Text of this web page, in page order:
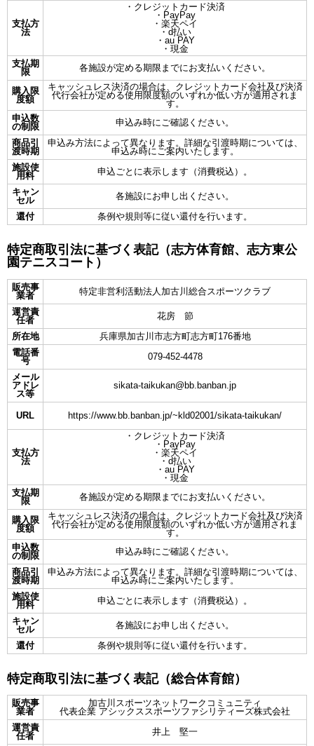
支払方
法
・クレジットカード決済
・PayPay
・楽天ペイ
・d払い
・au PAY
・現金
支払期
限
各施設が定める期限までにお支払いください。
購入限
度額
キャッシュレス決済の場合は、クレジットカード会社及び決済
代行会社が定める使用限度額のいずれか低い方が適用されま
す。
申込数
の制限
申込み時にご確認ください。
商品引
渡時期
申込み方法によって異なります。詳細な引渡時期については、
申込み時にご案内いたします。
施設使
用料
申込ごとに表示します（消費税込）。
キャン
セル
各施設にお申し出ください。
還付
条例や規則等に従い還付を行います。
特定商取引法に基づく表記（志方体育館、志方東公
園テニスコート）
販売事
業者
特定非営利活動法人加古川総合スポーツクラブ
運営責
任者
花房 節
所在地
兵庫県加古川市志方町志方町176番地
電話番
号
079-452-4478
メール
アドレ
ス等
sikata-taikukan@bb.banban.jp
URL https://www.bb.banban.jp/~kld02001/sikata-taikukan/
支払方
法
・クレジットカード決済
・PayPay
・楽天ペイ
・d払い
・au PAY
・現金
支払期
限
各施設が定める期限までにお支払いください。
購入限
度額
キャッシュレス決済の場合は、クレジットカード会社及び決済
代行会社が定める使用限度額のいずれか低い方が適用されま
す。
申込数
の制限
申込み時にご確認ください。
商品引
渡時期
申込み方法によって異なります。詳細な引渡時期については、
申込み時にご案内いたします。
施設使
用料
申込ごとに表示します（消費税込）。
キャン
セル
各施設にお申し出ください。
還付
条例や規則等に従い還付を行います。
特定商取引法に基づく表記（総合体育館）
販売事
業者
加古川スポーツネットワークコミュニティ
代表企業 アシックススポーツファシリティーズ株式会社
運営責
任者
井上 堅一